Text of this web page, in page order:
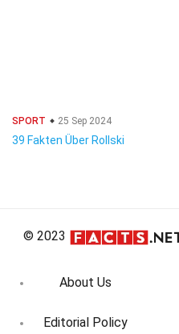
SPORT 25 Sep 2024
39 Fakten Über Rollski
© 2023
About Us
Editorial Policy